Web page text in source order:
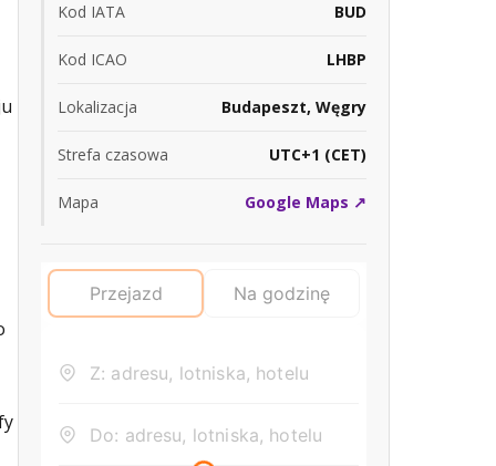
Kod IATA BUD
Kod ICAO LHBP
Lokalizacja Budapeszt, Węgry
Strefa czasowa UTC+1 (CET)
Mapa Google Maps ↗